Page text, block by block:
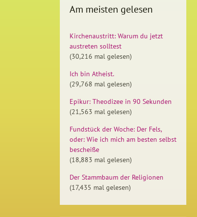
Am meisten gelesen
Kirchenaustritt: Warum du jetzt
austreten solltest
(30,216 mal gelesen)
Ich bin Atheist.
(29,768 mal gelesen)
Epikur: Theodizee in 90 Sekunden
(21,563 mal gelesen)
Fundstück der Woche: Der Fels,
oder: Wie ich mich am besten selbst
bescheiße
(18,883 mal gelesen)
Der Stammbaum der Religionen
(17,435 mal gelesen)